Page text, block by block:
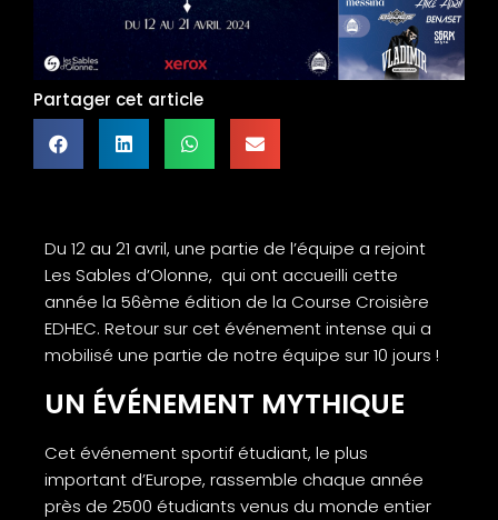
Partager cet article
Du 12 au 21 avril, une partie de l’équipe a rejoint
Les Sables d’Olonne, qui ont accueilli cette
année la 56ème édition de la Course Croisière
EDHEC. Retour sur cet événement intense qui a
mobilisé une partie de notre équipe sur 10 jours !
UN ÉVÉNEMENT MYTHIQUE
Cet événement sportif étudiant, le plus
important d’Europe, rassemble chaque année
près de 2500 étudiants venus du monde entier